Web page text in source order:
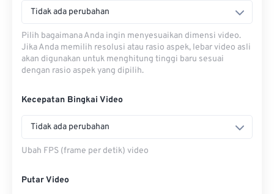
Tidak ada perubahan
Pilih bagaimana Anda ingin menyesuaikan dimensi video.
Jika Anda memilih resolusi atau rasio aspek, lebar video asli
akan digunakan untuk menghitung tinggi baru sesuai
dengan rasio aspek yang dipilih.
Kecepatan Bingkai Video
Tidak ada perubahan
Ubah FPS (frame per detik) video
Putar Video